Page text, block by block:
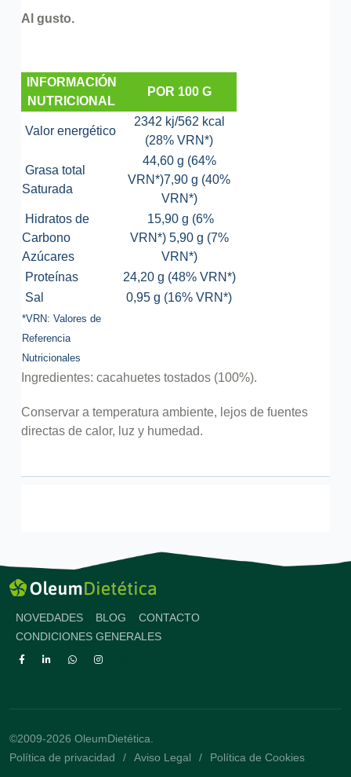
Al gusto.
INFORMACIÓN
NUTRICIONAL
POR 100 G
Valor energético
2342 kj/562 kcal
(28% VRN*)
Grasa total
Saturada
44,60 g (64%
VRN*)7,90 g (40%
VRN*)
Hidratos de
Carbono
Azúcares
15,90 g (6%
VRN*) 5,90 g (7%
VRN*)
Proteínas
24,20 g (48% VRN*)
Sal
0,95 g (16% VRN*)
*VRN: Valores de
Referencia
Nutricionales
Ingredientes: cacahuetes tostados (100%).
Conservar a temperatura ambiente, lejos de fuentes
directas de calor, luz y humedad.
NOVEDADES BLOG
CONTACTO
CONDICIONES GENERALES
©2009-2026 OleumDietética.
Política de privacidad
Aviso Legal Política de Cookies